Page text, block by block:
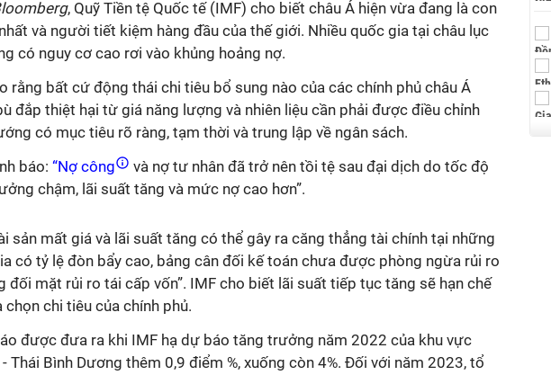
, Quỹ Tiền tệ Quốc tế (IMF) cho biết châu Á hiện vừa đang là con
và người tiết kiệm hàng đầu của thế giới. Nhiều quốc gia tại châu lục
có nguy cơ cao rơi vào khủng hoảng nợ.
rằng bất cứ động thái chi tiêu bổ sung nào của các chính phủ châu Á
đắp thiệt hại từ giá năng lượng và nhiên liệu cần phải được điều chỉnh
có mục tiêu rõ ràng, tạm thời và trung lập về ngân sách.
báo: “Nợ công
và nợ tư nhân đã trở nên tồi tệ sau đại dịch do tốc độ
chậm, lãi suất tăng và mức nợ cao hơn”.
sản mất giá và lãi suất tăng có thể gây ra căng thẳng tài chính tại những
có tỷ lệ đòn bẩy cao, bảng cân đối kế toán chưa được phòng ngừa rủi ro
đối mặt rủi ro tái cấp vốn”. IMF cho biết lãi suất tiếp tục tăng sẽ hạn chế
chọn chi tiêu của chính phủ.
được đưa ra khi IMF hạ dự báo tăng trưởng năm 2022 của khu vực
Thái Bình Dương thêm 0,9 điểm %, xuống còn 4%. Đối với năm 2023, tổ